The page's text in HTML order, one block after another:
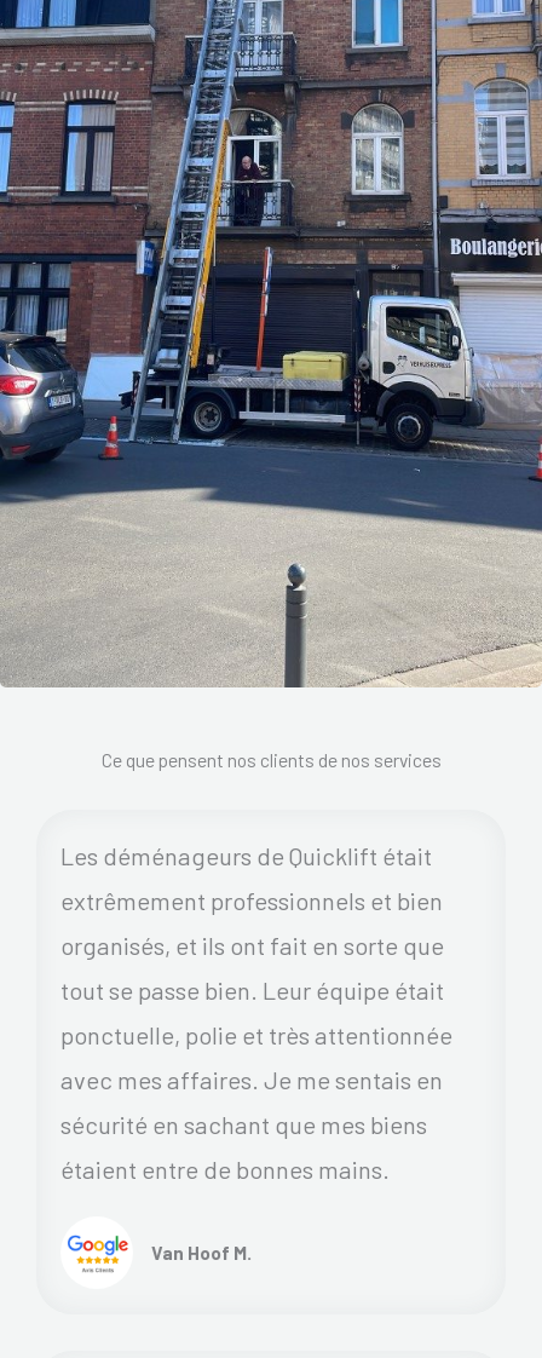
Ce que pensent nos clients de nos services
Les déménageurs de Quicklift était
extrêmement professionnels et bien
organisés, et ils ont fait en sorte que
tout se passe bien. Leur équipe était
ponctuelle, polie et très attentionnée
avec mes affaires. Je me sentais en
sécurité en sachant que mes biens
étaient entre de bonnes mains.
Van Hoof M.